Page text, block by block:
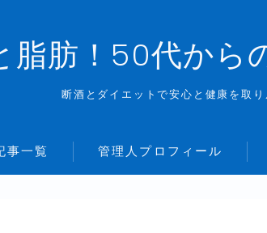
脂肪！50代から
断酒とダイエットで安心と健康を取
事一覧 管理人プロフィール